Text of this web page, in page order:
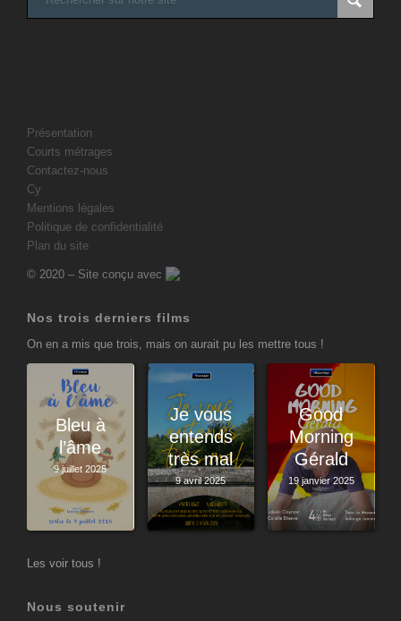
Présentation
Courts métrages
Contactez-nous
Cy
Mentions légales
Politique de confidentialité
Plan du site
© 2020 – Site conçu avec
Nos trois derniers films
On en a mis que trois, mais on aurait pu les mettre tous !
Bleu à
l’âme
9 juillet 2025
Je vous
entends
très mal
9 avril 2025
Good
Morning
Gérald
19 janvier 2025
Les voir tous !
Nous soutenir